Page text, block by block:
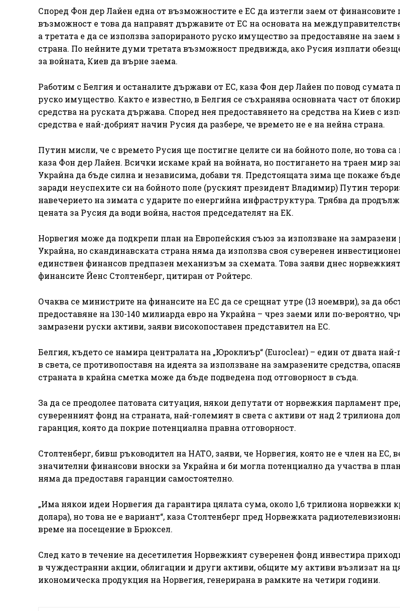
Според Фон дер Лайен една от възможностите е ЕС да изтегли заем от финансовите
възможност е това да направят държавите от ЕС на основата на
а третата е да се използва запорираното руско имущество за предоставяне на заем
страна. По нейните думи третата възможност предвижда, ако Русия изплати
за войната, Киев да върне заема.
Работим с Белгия и останалите държави от ЕС, каза Фон дер Лайен по повод сумата
руско имущество. Както е известно, в Белгия се съхранява основната част от
средства на руската държава. Според нея предоставянето на средства на Киев с
средства е най-добрият начин Русия да разбере, че времето не е на нейна страна.
Путин мисли, че с времето Русия ще постигне целите си на бойното поле, но това
каза Фон дер Лайен. Всички искаме край на войната, но постигането на траен мир
Украйна да бъде силна и независима, добави тя. Предстоящата зима ще покаже
заради неуспехите си на бойното поле (руският президент Владимир) Путин
навечерието на зимата с ударите по енергийна инфраструктура. Трябва да
цената за Русия да води война, настоя председателят на ЕК.
Норвегия може да подкрепи план на Европейския съюз за използване на замразени
Украйна, но скандинавската страна няма да използва своя суверенен
единствен финансов предпазен механизъм за схемата. Това заяви днес
финансите Йенс Столтенберг, цитиран от Ройтерс.
Очаква се министрите на финансите на ЕС да се срещнат утре (13 ноември), за да
предоставяне на 130-140 милиарда евро на Украйна – чрез заеми или по-вероятно,
замразени руски активи, заяви високопоставен представител на ЕС.
Белгия, където се намира централата на „Юроклиър“ (Euroclear) – един от двата
в света, се противопоставя на идеята за използване на замразените средства,
страната в крайна сметка може да бъде подведена под отговорност в съда.
За да се преодолее патовата ситуация, някои депутати от норвежкия парламент
суверенният фонд на страната, най-големият в света с активи от над 2 трилиона
гаранция, която да покрие потенциална правна отговорност.
Столтенберг, бивш ръководител на НАТО, заяви, че Норвегия, която не е член на ЕС,
значителни финансови вноски за Украйна и би могла потенциално да участва в
няма да предоставя гаранции самостоятелно.
„Има някои идеи Норвегия да гарантира цялата сума, около 1,6 трилиона норвежки
долара), но това не е вариант“, каза Столтенберг пред Норвежката
време на посещение в Брюксел.
След като в течение на десетилетия Норвежкият суверенен фонд инвестира
в чуждестранни акции, облигации и други активи, общите му активи възлизат на
икономическа продукция на Норвегия, генерирана в рамките на четири години.